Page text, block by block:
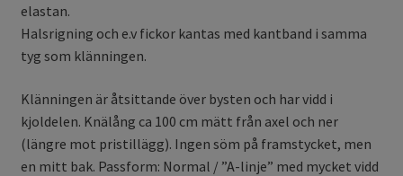
elastan.
Halsrigning och e.v fickor kantas med kantband i samma
tyg som klänningen.
Klänningen är åtsittande över bysten och har vidd i
kjoldelen. Knälång ca 100 cm mätt från axel och ner
(längre mot pristillägg). Ingen söm på framstycket, men
en mitt bak. Passform: Normal / ”A-linje” med mycket vidd